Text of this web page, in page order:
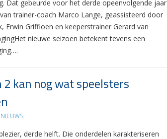
Dat gebeurde voor het derde opeenvolgende jaar
trainer-coach Marco Lange, geassisteerd door
Erwin Griffioen en keeperstrainer Gerard van
nieuwe seizoen betekent tevens een
2 kan nog wat speelsters
NIEUWS
derde helft. Die onderdelen karakteriseren